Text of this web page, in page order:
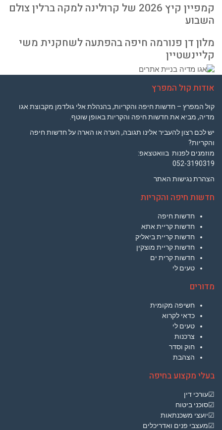
קמפיין קיץ 2026 של קרולינה למקה ברלין צולם
השבוע
מלון דן פנורמה חיפה בהפתעה לשחקנית משי
קליינשטיין
אודות קול המפרץ
קול המפרץ – חדשות חיפה והקריות, בהנהלת אלי גולדמן מקבוצת אגו
מדיה, מביא את חדשות חיפה והקריות באופן שוטף.
יש לכם רצון להעביר אלינו תגובה, הערה או הארה על חדשות חיפה
והקריות?
מוזמנים לפנות בוואטצאפ:
052-3190319
הצהרת נגישות האתר
חדשות חיפה והקריות
חדשות חיפה
חדשות קריית אתא
חדשות קריית ביאליק
חדשות קריית מוצקין
חדשות קרית ים
טעים לי
מדורים
חשיפה מקומית
כדאי לקרוא
טעים לי
צרכנות
חוק וסדר
הצהבת
בעלי מקצוע בחיפה
☑עורכי דין
☑סוכני ביטוח
☑יועצי משכנתאות
☑מעצבי פנים ואדריכלים